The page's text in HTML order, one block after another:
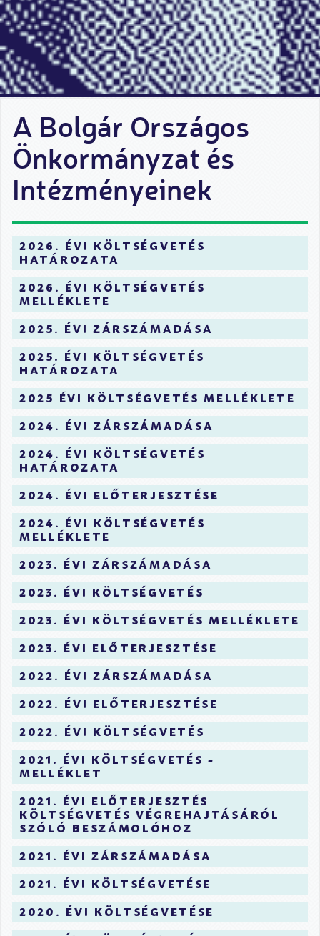
A Bolgár Országos
Önkormányzat és
Intézményeinek
2026. évi költségvetés
határozata
2026. évi költségvetés
melléklete
2025. évi zárszámadása
2025. évi költségvetés
határozata
2025 évi költségvetés melléklete
2024. évi zárszámadása
2024. évi költségvetés
határozata
2024. évi előterjesztése
2024. évi költségvetés
melléklete
2023. évi zárszámadása
2023. évi költségvetés
2023. évi költségvetés melléklete
2023. évi előterjesztése
2022. évi zárszámadása
2022. évi előterjesztése
2022. évi költségvetés
2021. évi költségvetés -
melléklet
2021. évi előterjesztés
költségvetés végrehajtásáról
szóló beszámolóhoz
2021. évi zárszámadása
2021. évi költségvetése
2020. évi költségvetése